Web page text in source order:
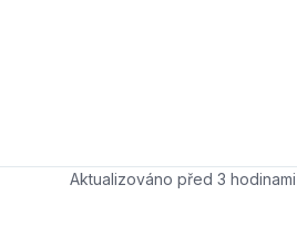
Aktualizováno před 3 hodinami